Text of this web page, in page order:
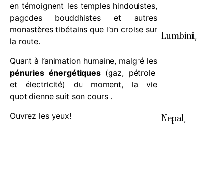
en témoignent les temples hindouistes,
pagodes bouddhistes et autres
monastères tibétains que l’on croise sur
la route.
Quant à l’animation humaine, malgré les
pénuries énergétiques(gaz, pétrole
et électricité) du moment, la vie
quotidienne suit son cours .
Ouvrez les yeux!
Lumbinii,
Nepal,